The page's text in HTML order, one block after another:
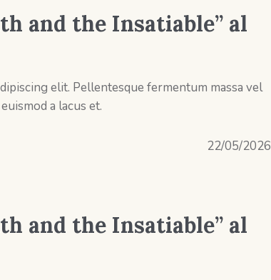
and the Insatiable” al
elit. Pellentesque fermentum massa vel
a lacus et.
22/05/2026
and the Insatiable” al